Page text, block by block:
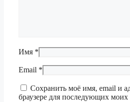
Имя *
Email *
Сохранить моё имя, email и
браузере для последующих моих